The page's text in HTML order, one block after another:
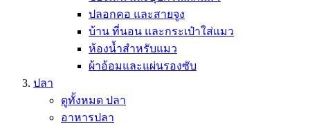
ปลอกคอ และสายจูง
บ้าน ที่นอน และกระเป๋าใส่แมว
ห้องน้ำสำหรับแมว
ผ้าอ้อมและแผ่นรองซับ
ปลา
ดูทั้งหมด ปลา
อาหารปลา